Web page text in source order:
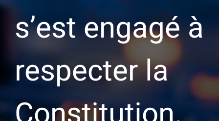
s’est engagé à
respecter la